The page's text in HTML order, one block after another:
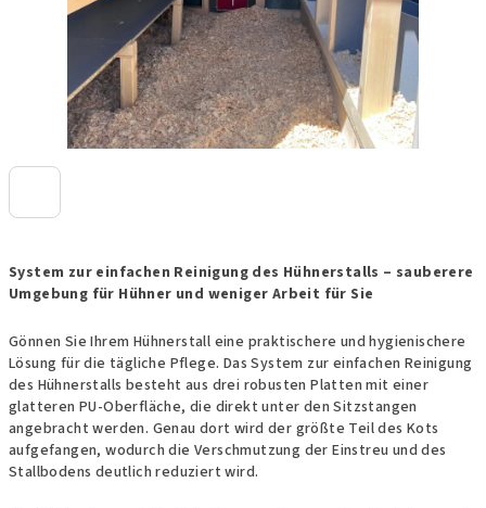
System zur einfachen Reinigung des Hühnerstalls – sauberere
Umgebung für Hühner und weniger Arbeit für Sie
Gönnen Sie Ihrem Hühnerstall eine praktischere und hygienischere
Lösung für die tägliche Pflege. Das System zur einfachen Reinigung
des Hühnerstalls besteht aus drei robusten Platten mit einer
glatteren PU-Oberfläche, die direkt unter den Sitzstangen
angebracht werden. Genau dort wird der größte Teil des Kots
aufgefangen, wodurch die Verschmutzung der Einstreu und des
Stallbodens deutlich reduziert wird.